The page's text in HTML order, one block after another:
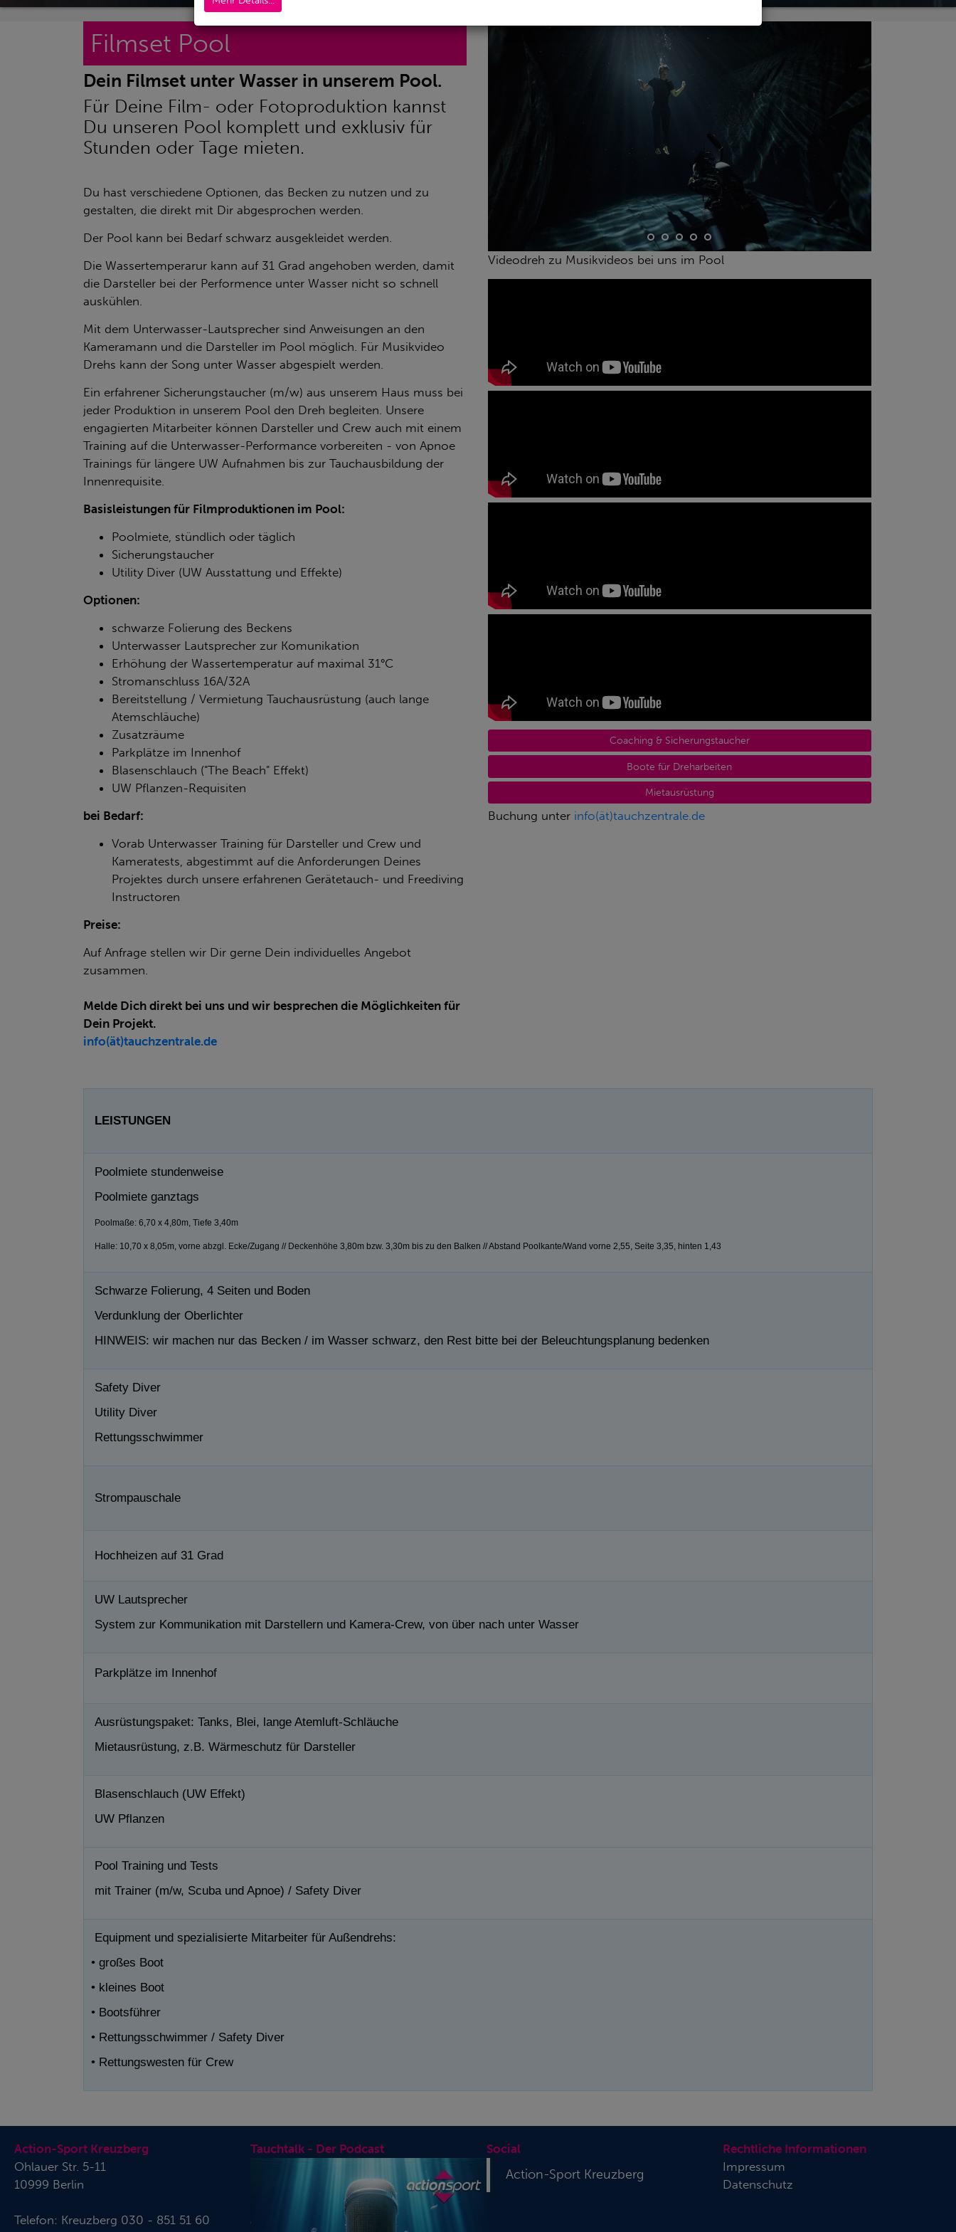
Filmset Pool
Dein Filmset unter Wasser in unserem Pool.
Für Deine Film- oder Fotoproduktion kannst
Du unseren Pool komplett und exklusiv für
Stunden oder Tage mieten.
Du hast verschiedene Optionen, das Becken zu nutzen und zu
gestalten, die direkt mit Dir abgesprochen werden.
Der Pool kann bei Bedarf schwarz ausgekleidet werden.
Die Wassertemperarur kann auf 31 Grad angehoben werden, damit
die Darsteller bei der Performence unter Wasser nicht so schnell
auskühlen.
Mit dem Unterwasser-Lautsprecher sind Anweisungen an den
Kameramann und die Darsteller im Pool möglich. Für Musikvideo
Drehs kann der Song unter Wasser abgespielt werden.
Ein erfahrener Sicherungstaucher (m/w) aus unserem Haus muss bei
jeder Produktion in unserem Pool den Dreh begleiten. Unsere
engagierten Mitarbeiter können Darsteller und Crew auch mit einem
Training auf die Unterwasser-Performance vorbereiten - von Apnoe
Trainings für längere UW Aufnahmen bis zur Tauchausbildung der
Innenrequisite.
Basisleistungen für Filmproduktionen im Pool:
Poolmiete, stündlich oder täglich
Sicherungstaucher
Utility Diver (UW Ausstattung und Effekte)
Optionen:
schwarze Folierung des Beckens
Unterwasser Lautsprecher zur Komunikation
Erhöhung der Wassertemperatur auf maximal 31°C
Stromanschluss 16A/32A
Bereitstellung / Vermietung Tauchausrüstung (auch lange
Atemschläuche)
Zusatzräume
Parkplätze im Innenhof
Blasenschlauch ("The Beach" Effekt)
UW Pflanzen-Requisiten
bei Bedarf:
Vorab Unterwasser Training für Darsteller und Crew und
Kameratests, abgestimmt auf die Anforderungen Deines
Projektes durch unsere erfahrenen Gerätetauch- und Freediving
Instructoren
Preise:
Auf Anfrage stellen wir Dir gerne Dein individuelles Angebot
zusammen.
Melde Dich direkt bei uns und wir besprechen die Möglichkeiten für
Dein Projekt.
info(ät)tauchzentrale.de
Videodreh zu Musikvideos bei uns im Pool
Coaching & Sicherungstaucher
Boote für Dreharbeiten
Mietausrüstung
Buchung unter info(ät)tauchzentrale.de
LEISTUNGEN
Poolmiete stundenweise
Poolmiete ganztags
Poolmaße: 6,70 x 4,80m, Tiefe 3,40m
Halle: 10,70 x 8,05m, vorne abzgl. Ecke/Zugang // Deckenhöhe 3,80m bzw. 3,30m bis zu den Balken // Abstand Poolkante/Wand vorne 2,55, Seite 3,35, hinten 1,43
Schwarze Folierung, 4 Seiten und Boden
Verdunklung der Oberlichter
HINWEIS: wir machen nur das Becken / im Wasser schwarz, den Rest bitte bei der Beleuchtungsplanung bedenken
Safety Diver
Utility Diver
Rettungsschwimmer
Strompauschale
Hochheizen auf 31 Grad
UW Lautsprecher
System zur Kommunikation mit Darstellern und Kamera-Crew, von über nach unter Wasser
Parkplätze im Innenhof
Ausrüstungspaket: Tanks, Blei, lange Atemluft-Schläuche
Mietausrüstung, z.B. Wärmeschutz für Darsteller
Blasenschlauch (UW Effekt)
UW Pflanzen
Pool Training und Tests
mit Trainer (m/w, Scuba und Apnoe) / Safety Diver
Equipment und spezialisierte Mitarbeiter für Außendrehs:
• großes Boot
• kleines Boot
• Bootsführer
• Rettungsschwimmer / Safety Diver
• Rettungswesten für Crew
Action-Sport Kreuzberg
Ohlauer Str. 5-11
10999 Berlin
Telefon: Kreuzberg 030 - 851 51 60
Tauchtalk - Der Podcast Social
Action-Sport Kreuzberg
Rechtliche Informationen
Impressum
Datenschutz